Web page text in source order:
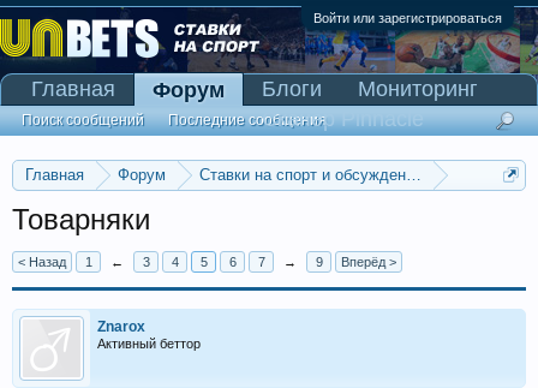
Войти или зарегистрироваться
Главная Форум
Ставки на спорт и обсуждение спортивных
Товарняки
< Назад 1 ← 3 4 5 6 7 → 9 Вперёд >
Znarox
Активный беттор
Главная Форум
Поиск сообщений Последние сообщения
Блоги
Мониторинг
Сканер Pinnacle